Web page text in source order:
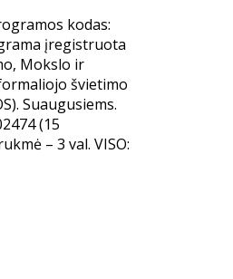
kodas:
įregistruota
Mokslo ir
švietimo
Suaugusiems.
(15
– 3 val. VISO: